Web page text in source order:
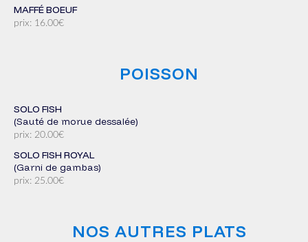
MAFFÉ BOEUF
prix: 16.00€
POISSON
SOLO FISH
(sauté de morue dessalée)
prix: 20.00€
SOLO FISH ROYAL
(garni de gambas)
prix: 25.00€
NOS AUTRES PLATS